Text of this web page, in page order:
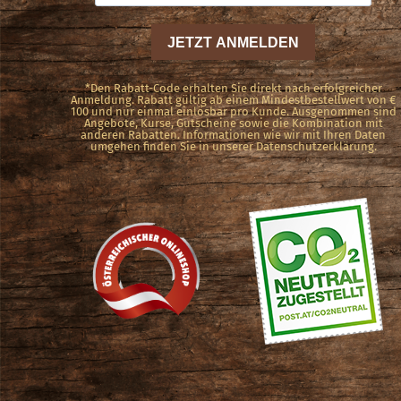
der
Produktseite
gewählt
werden
*Den Rabatt-Code erhalten Sie direkt nach erfolgreicher
Anmeldung. Rabatt gültig ab einem Mindestbestellwert von €
100 und nur einmal einlösbar pro Kunde. Ausgenommen sind
Angebote, Kurse, Gutscheine sowie die Kombination mit
anderen Rabatten. Informationen wie wir mit Ihren Daten
umgehen finden Sie in unserer Datenschutzerklärung.